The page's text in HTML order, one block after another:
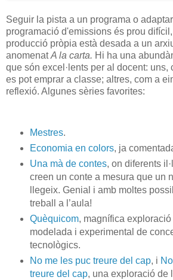
Seguir la pista a un programa o
programació d'emissions és prou
producció pròpia està desada a un
anomenatA la carta. Hi ha una
que són excel·lents per al docent: uns,
es pot emprar a classe; altres, com a
reflexió. Algunes sèries favorites:
Mestres.
Economia en colors, ja
Una mà de contes, on diferents
creen un conte a mesura que un
llegeix. Genial i amb moltes
treball a l’aula!
Quèquicom, magnífica
modelada i experimental de
tecnològics.
No me les puc treure del cap, i
treure del cap, una exploració de